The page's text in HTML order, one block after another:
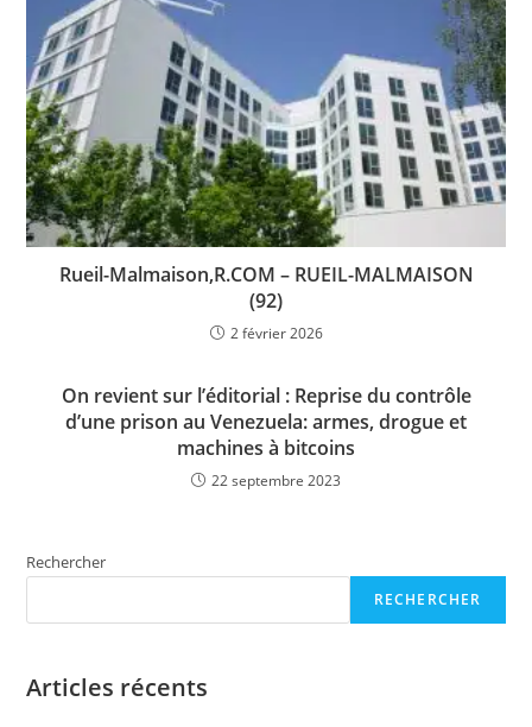
Rueil-Malmaison,R.COM – RUEIL-MALMAISON
(92)
2 février 2026
On revient sur l’éditorial : Reprise du contrôle
d’une prison au Venezuela: armes, drogue et
machines à bitcoins
22 septembre 2023
Rechercher
RECHERCHER
Articles récents